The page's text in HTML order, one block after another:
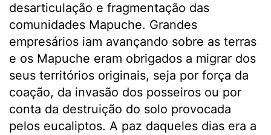
desarticulação e fragmentação das
comunidades Mapuche. Grandes
empresários iam avançando sobre as terras
e os Mapuche eram obrigados a migrar dos
seus territórios originais, seja por força da
coação, da invasão dos posseiros ou por
conta da destruição do solo provocada
pelos eucaliptos. A paz daqueles dias era a